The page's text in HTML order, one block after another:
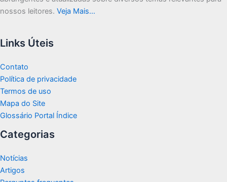
nossos leitores. Veja Mais…
Links Úteis
Contato
Política de privacidade
Termos de uso
Mapa do Site
Glossário Portal Índice
Categorias
Notícias
Artigos